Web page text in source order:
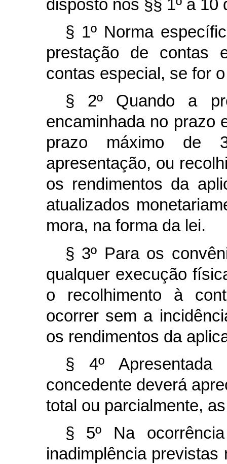
disposto nos §§ 1º a 10
§ 1º Norma
prestação de contas
contas especial, se for
§ 2º Quando a
encaminhada no prazo
prazo máximo de
apresentação, ou
os rendimentos da
atualizados
mora, na forma da lei.
§ 3º Para os
qualquer execução
o recolhimento à
ocorrer sem a
os rendimentos da
§ 4º
concedente deverá
total ou parcialmente,
§ 5º Na
inadimplência previstas